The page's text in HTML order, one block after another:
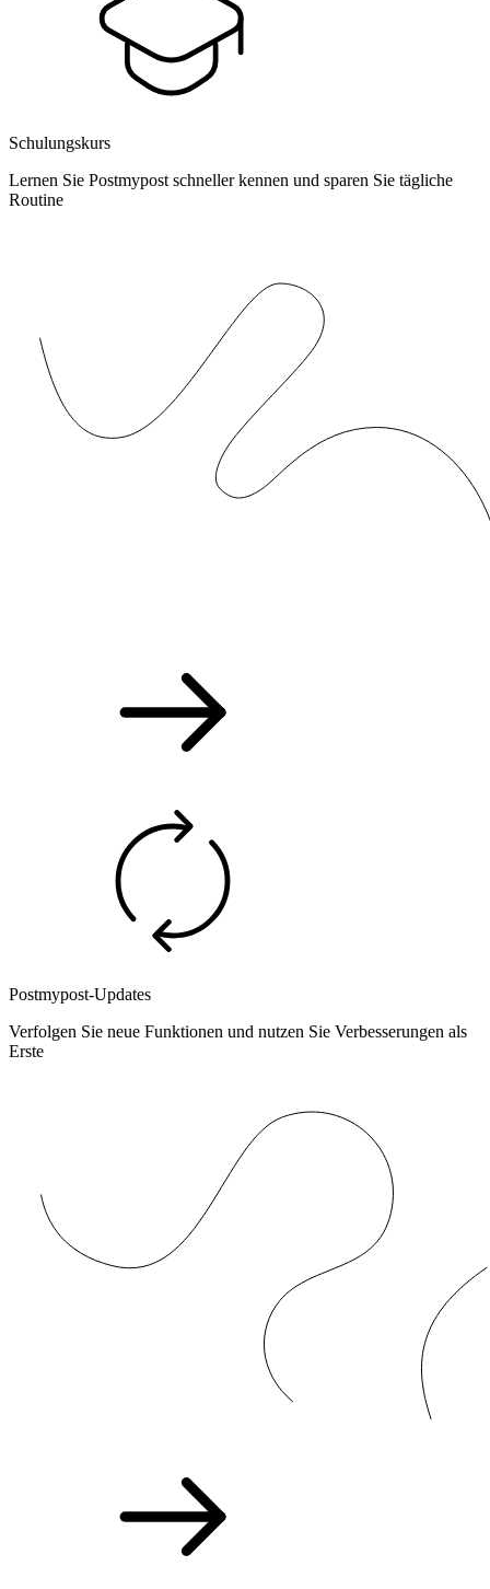
Schulungskurs
Lernen Sie Postmypost schneller kennen und sparen Sie tägliche
Routine
Postmypost-Updates
Verfolgen Sie neue Funktionen und nutzen Sie Verbesserungen als
Erste